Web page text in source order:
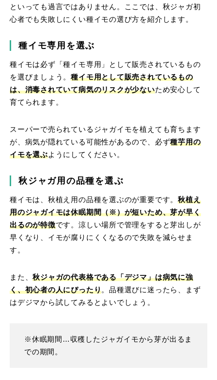
といっても過言ではありません。ここでは、秋ジャガ初
心者でも失敗しにくい種イモの選び方を紹介します。
種イモ専用を選ぶ
種イモは必ず「種イモ専用」として販売されているもの
を選びましょう。種イモ用として販売されているもの
は、消毒されていて病気のリスクが少ないため安心して
育てられます。
スーパーで売られているジャガイモを植えても育ちます
が、病気が隠れている可能性があるので、必ず種芋用の
イモを選ぶようにしてください。
秋ジャガ用の品種を選ぶ
種イモは、秋植え用の品種を選ぶのが重要です。秋植え
用のジャガイモは休眠期間（※）が短いため、芽が早く
出るのが特徴です。涼しい場所で管理をすると芽出しが
早くなり、イモが腐りにくくなるので失敗を減らせま
す。
また、秋ジャガの代表格である「デジマ」は病気に強
く、初心者の人にぴったり。品種選びに迷ったら、まず
はデジマから試してみるとよいでしょう。
※休眠期間…収穫したジャガイモから芽が出るま
での期間。